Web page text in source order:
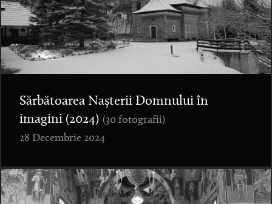
Sărbătoarea Nașterii Domnului în
imagini (2024) (30 fotografii)
28 Decembrie 2024